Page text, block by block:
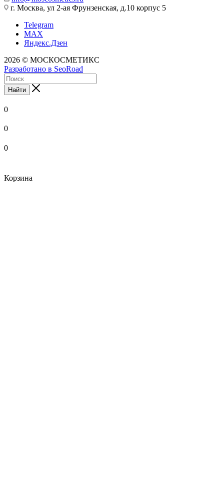
г. Москва, ул 2-ая Фрунзенская, д.10 корпус 5
Telegram
MAX
Яндекс.Дзен
2026 © МОСКОСМЕТИКС
Разработано в SeoRoad
Найти
0
0
0
Корзина